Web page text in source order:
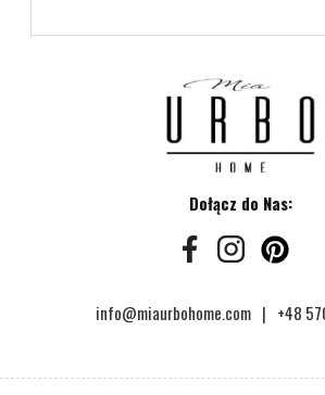
Dołącz do Nas:
info@miaurbohome.com +48